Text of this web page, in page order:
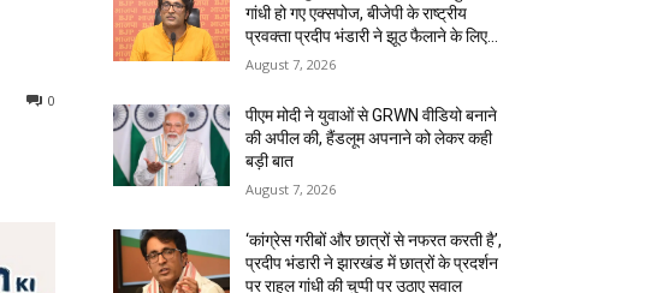
0
गांधी हो गए एक्सपोज, बीजेपी के राष्ट्रीय
प्रवक्ता प्रदीप भंडारी ने झूठ फैलाने के लिए...
August 7, 2026
पीएम मोदी ने युवाओं से GRWN वीडियो बनाने
की अपील की, हैंडलूम अपनाने को लेकर कही
बड़ी बात
August 7, 2026
‘कांग्रेस गरीबों और छात्रों से नफरत करती है’,
प्रदीप भंडारी ने झारखंड में छात्रों के प्रदर्शन
पर राहुल गांधी की चुप्पी पर उठाए सवाल